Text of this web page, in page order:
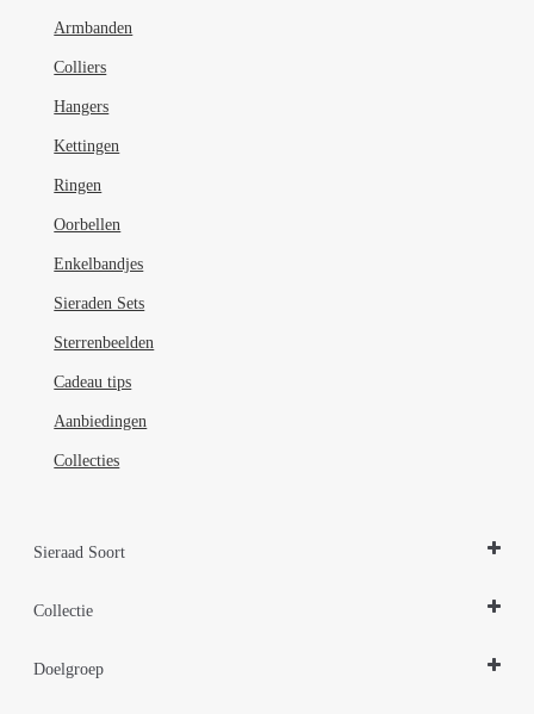
Armbanden
Colliers
Hangers
Kettingen
Ringen
Oorbellen
Enkelbandjes
Sieraden Sets
Sterrenbeelden
Cadeau tips
Aanbiedingen
Collecties
Sieraad Soort
Collectie
Doelgroep